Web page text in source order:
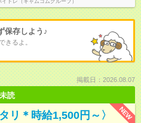
トレ（キャムコムグループ）
保存しよう♪
きるよ。
掲載日：2026.08.07
未読
NEW
リ＊時給1,500円～〉